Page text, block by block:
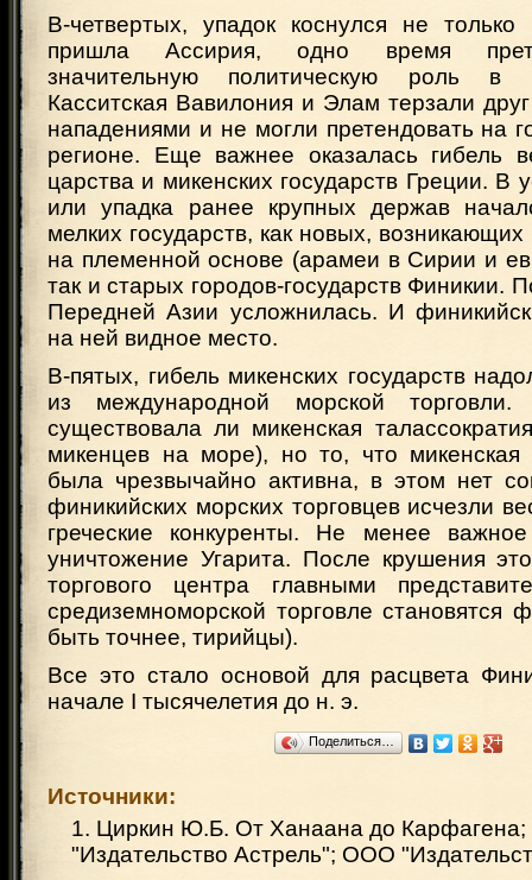
В-четвертых, упадок коснулся не
пришла Ассирия, одно время
значительную политическую роль в
Касситская Вавилония и Элам терзали
нападениями и не могли претендовать на
регионе. Еще важнее оказалась гибель
царства и микенских государств Греции. В
или упадка ранее крупных держав
мелких государств, как новых,
на племенной основе (арамеи в Сирии и
так и старых городов-государств Финикии.
Передней Азии усложнилась. И
на ней видное место.
В-пятых, гибель микенских государств
из международной морской
существовала ли микенская
микенцев на море), но то, что микенская
была чрезвычайно активна, в этом нет
финикийских морских торговцев исчезли
греческие конкуренты. Не менее
уничтожение Угарита. После крушения
торгового центра главными
средиземноморской торговле становятся
быть точнее, тирийцы).
Все это стало основой для расцвета
начале I тысячелетия до н. э.
Поделиться…
Источники:
1. Циркин Ю.Б. От Ханаана до
"Издательство Астрель"; ООО